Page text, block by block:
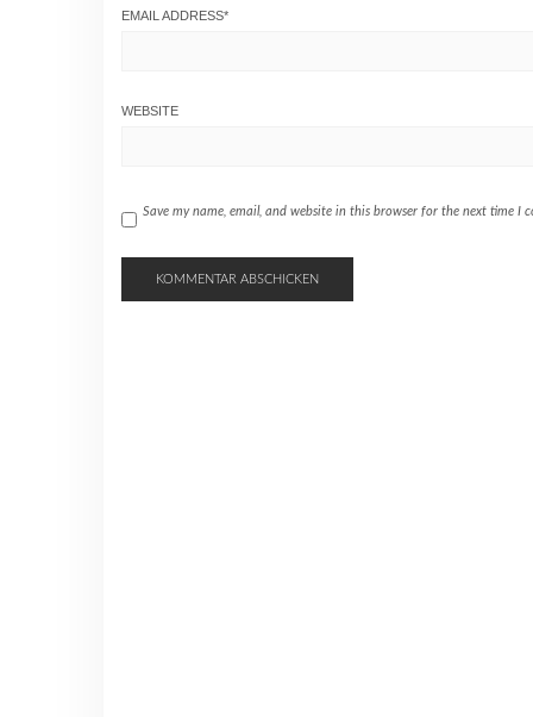
EMAIL ADDRESS*
WEBSITE
Save my name, email, and website in this browser for the next time I